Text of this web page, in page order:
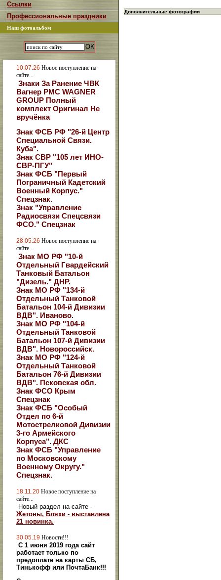
Ссылки
Профессиональные праздники
Наш фотоальбом
10.07.26 Новое поступление на
сайте...
Знаки За Ранение ЧВК
Вагнер РМС WAGNER
GROUP Полный
комплект Оригинал Не
вручёнка
Знак ФСБ РФ "26-й Центр
Специальной Связи.
Куба".
Знак СВР "105 лет ИНО-
СВР-ПГУ"
Знак ФСБ "Первый
Пограничный Кадетский
Военный Корпус."
Спецзнак.
Знак "Управление
Радиосвязи Спецсвязи
ФСО." Спецзнак
28.05.26 Новое поступление на
сайте...
Знак МО РФ "10-й
Отдельный Гвардейский
Танковый Батальон
"Дизель." ДНР.
Знак МО РФ "134-й
Отдельный Танковой
Батальон 104-й Дивизии
ВДВ". Иваново.
Знак МО РФ "104-й
Отдельный Танковой
Батальон 107-й Дивизии
ВДВ". Новороссийск.
Знак МО РФ "124-й
Отдельный Танковой
Батальон 76-й Дивизии
ВДВ". Псковская обл.
Знак ФСО Крым
Спецзнак
Знак ФСБ "Особый
Отдел по 6-й
Мотострелковой Дивизии
3-го Армейского
Корпуса". ДКС
Знак ФСБ "Управление
по Московскому
Военному Округу."
Спецзнак.
18.11.20 Новое поступление на
сайте...
Новый раздел на сайте -
Жетоны, Бляхи - выставлена
21 новинка.
30.05.19 Новости!!!
С 1 июня 2019 года сайт
работает только по
предоплате на карты СБ,
Тинькофф или ПочтаБанк!!!
Дополнительные фотографии